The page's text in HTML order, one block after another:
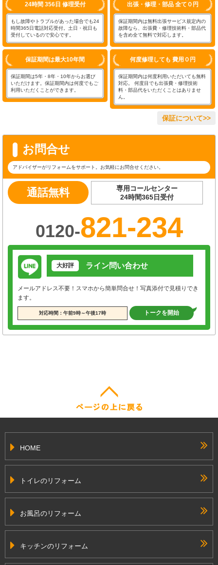
24時間 356日 修理受付
もし故障やトラブルがあった場合でも24
時間365日電話対応受付。土日・祝日も
受付しているので安心です。
出張・修理・部品 全て０円
保証期間内は無料出張サービス規定内の
故障なら、出張費・修理技術料・部品代
を含め全て無料で対応します。
保証期間は最大10年間
保証期間は5年・8年・10年からお選び
いただけます。保証期間内は何度でもご
利用いただくことができます。
何度修理しても 費用０円
保証期間内は何度利用いただいても無料
対応。 何度目でも出張費・修理技術
料・部品代をいただくことはありませ
ん。
保証について>>
お問合せ
アドバイザーがリフォームをサポート。お気軽にお問合せください。
通話無料
専用コールセンター
24時間365日受付
0120-821-234
大好評 ライン問い合わせ
メールアドレス不要！スマホから簡単問合せ！写真添付で見積りでき
ます。
対応時間：午前9時～午後17時 トークを開始
HOME
トイレのリフォーム
お風呂のリフォーム
キッチンのリフォーム